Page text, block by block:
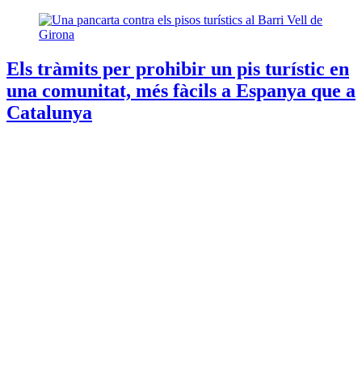
Els tràmits per prohibir un pis turístic en
una comunitat, més fàcils a Espanya que a
Catalunya